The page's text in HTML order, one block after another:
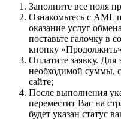
Заполните все поля
Ознакомьтесь с AML
оказание услуг
поставьте галочку в
кнопку
Оплатите заявку. Для
необходимой суммы,
сайте;
После выполнения
переместит Вас на
будет указан статус